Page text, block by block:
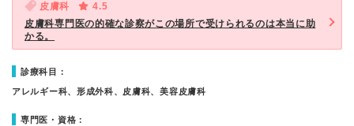
皮膚科
4.5
皮膚科専門医の的確な診察がこの場所で受けられるのは本当に助
かる。
診療科目：
アレルギー科、形成外科、皮膚科、美容皮膚科
専門医・資格：